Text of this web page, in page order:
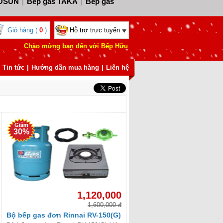
Giỏ hàng ( 0 ) Hỗ trợ trực tuyến
Chào mừng bạn đến với Bếp Hữu Thắng - Chúng tôi chuyên
gas ARBER | Bếp gas
gas SEVILLA Bếp gas
| Bếp gas NAMILUX Bếp
| Bếp gas BOSCH | Bếp gas
Bếp gas
Tin tức Hướng dẫn mua hàng Liên hệ
30%
1,120,000
1,600,000 đ
Bộ bếp gas đơn Rinnai RV-150(G)